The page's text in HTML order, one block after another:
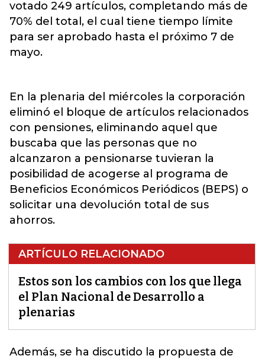
votado 249 artículos, completando más de
70% del total, el cual tiene tiempo límite
para ser aprobado hasta el próximo 7 de
mayo.
En la plenaria del miércoles la corporación
eliminó el bloque de artículos relacionados
con pensiones, eliminando aquel que
buscaba que las personas que no
alcanzaron a pensionarse tuvieran la
posibilidad de acogerse al programa de
Beneficios Económicos Periódicos (BEPS) o
solicitar una devolución total de sus
ahorros.
ARTÍCULO RELACIONADO
Estos son los cambios con los que llega
el Plan Nacional de Desarrollo a
plenarias
Además, se ha discutido la propuesta de